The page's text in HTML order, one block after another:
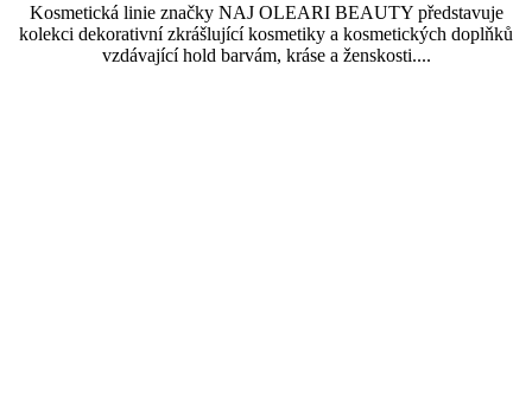
Kosmetická linie značky NAJ OLEARI BEAUTY představuje
kolekci dekorativní zkrášlující kosmetiky a kosmetických doplňků
vzdávající hold barvám, kráse a ženskosti....